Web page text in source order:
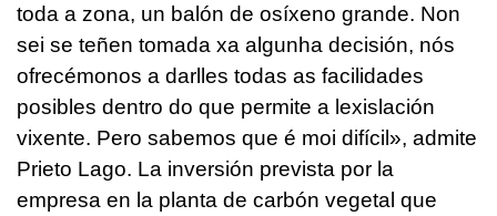
toda a zona, un balón de osíxeno grande. Non
sei se teñen tomada xa algunha decisión, nós
ofrecémonos a darlles todas as facilidades
posibles dentro do que permite a lexislación
vixente. Pero sabemos que é moi difícil», admite
Prieto Lago. La inversión prevista por la
empresa en la planta de carbón vegetal que